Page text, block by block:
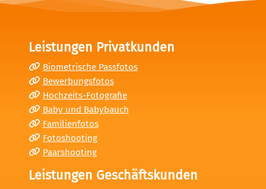
Leistungen Privatkunden
Biometrische Passfotos
Bewerbungsfotos
Hochzeits-Fotografie
Baby und Babybauch
Familienfotos
Fotoshooting
Paarshooting
Leistungen Geschäftskunden